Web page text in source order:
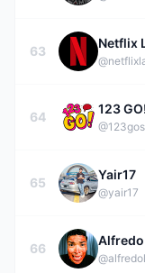
63
Netflix
64
123
65
Yair17
@yair17
66